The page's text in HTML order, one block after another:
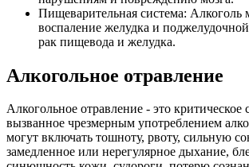
Пищеварительная система: Алкоголь
воспаление желудка и
рак пищевода и желудка.
Алкогольное отравление
Алкогольное отравление - это критическое
вызванное чрезмерным употреблением
могут включать тошноту, рвоту, сильную
замедленное или нерегулярное дыхание,